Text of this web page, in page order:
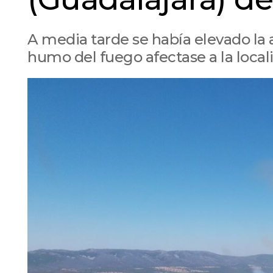
A media tarde se había elevado la
humo del fuego afectase a la